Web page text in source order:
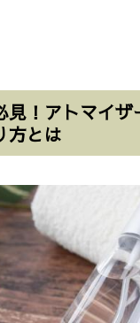
見！アトマイザ
方とは